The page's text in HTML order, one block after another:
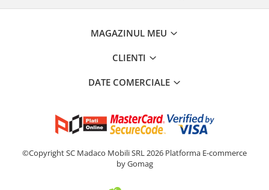
MAGAZINUL MEU
CLIENTI
DATE COMERCIALE
©Copyright SC Madaco Mobili SRL 2026 Platforma E-commerce
by Gomag